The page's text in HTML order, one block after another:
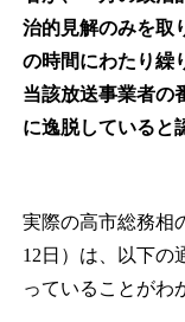
治的見解のみを取
の時間にわたり繰
当該放送事業者の
に逸脱していると
実際の高市総務相
12日）は、以下の
っていることがわ